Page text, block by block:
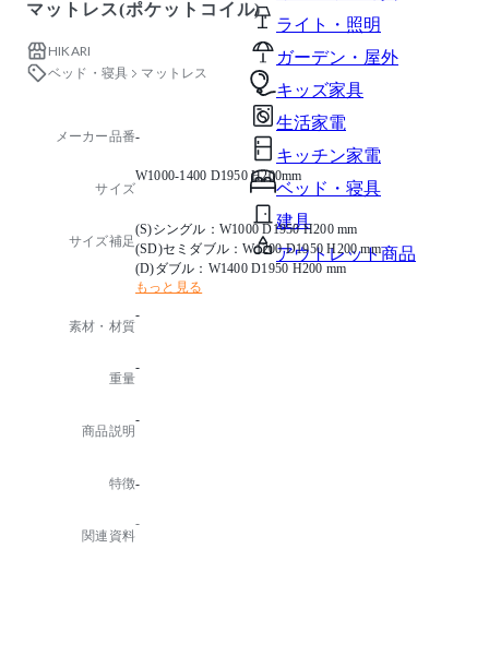
ライト・照明
ガーデン・屋外
キッズ家具
生活家電
キッチン家電
ベッド・寝具
建具
アウトレット商品
マットレス(ポケットコイル)
HIKARI
ベッド・寝具
マットレス
メーカー品番-
サイズ
W1000-1400 D1950 H200mm
サイズ補足
(S)シングル：W1000 D1950 H200 mm
(SD)セミダブル：W1200 D1950 H200 mm
(D)ダブル：W1400 D1950 H200 mm
もっと見る
素材・材質
-
重量
-
商品説明
-
特徴-
関連資料
-